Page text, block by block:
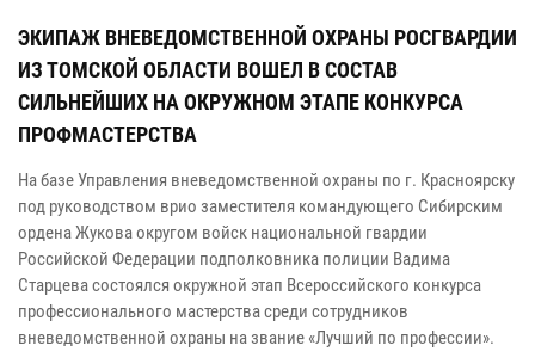
ЭКИПАЖ ВНЕВЕДОМСТВЕННОЙ ОХРАНЫ РОСГВАРДИИ
ИЗ ТОМСКОЙ ОБЛАСТИ ВОШЕЛ В СОСТАВ
СИЛЬНЕЙШИХ НА ОКРУЖНОМ ЭТАПЕ КОНКУРСА
ПРОФМАСТЕРСТВА
На базе Управления вневедомственной охраны по г. Красноярску
под руководством врио заместителя командующего Сибирским
ордена Жукова округом войск национальной гвардии
Российской Федерации подполковника полиции Вадима
Старцева состоялся окружной этап Всероссийского конкурса
профессионального мастерства среди сотрудников
вневедомственной охраны на звание «Лучший по профессии».